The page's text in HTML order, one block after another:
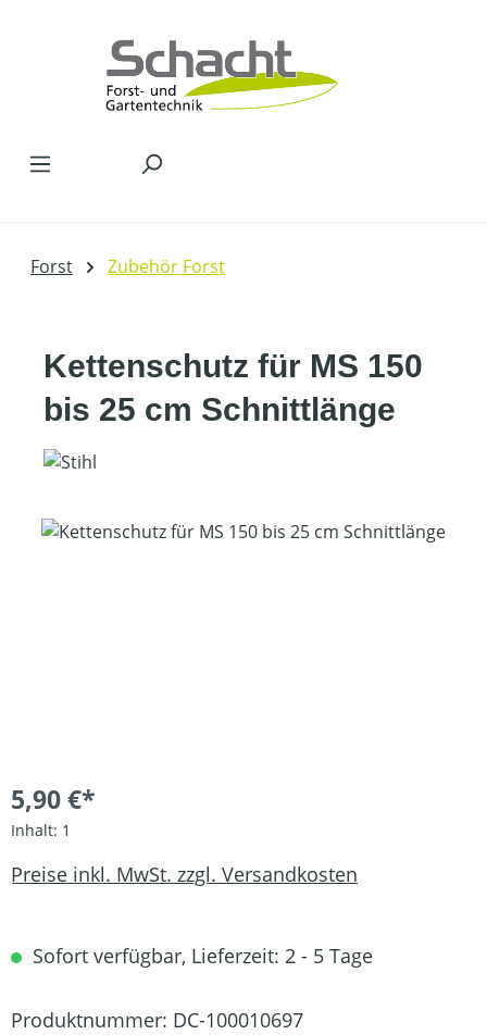
Forst Zubehör Forst
Kettenschutz für MS 150
bis 25 cm Schnittlänge
Bildergalerie überspringen
5,90 €*
Inhalt: 1
Preise inkl. MwSt. zzgl. Versandkosten
Sofort verfügbar, Lieferzeit: 2 - 5 Tage
Produktnummer: DC-100010697